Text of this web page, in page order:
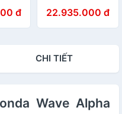
đ
Điển
22.935.000 đ
CHI TIẾT
Wave Alpha